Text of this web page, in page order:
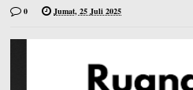
0 Jumat, 25 Juli 2025